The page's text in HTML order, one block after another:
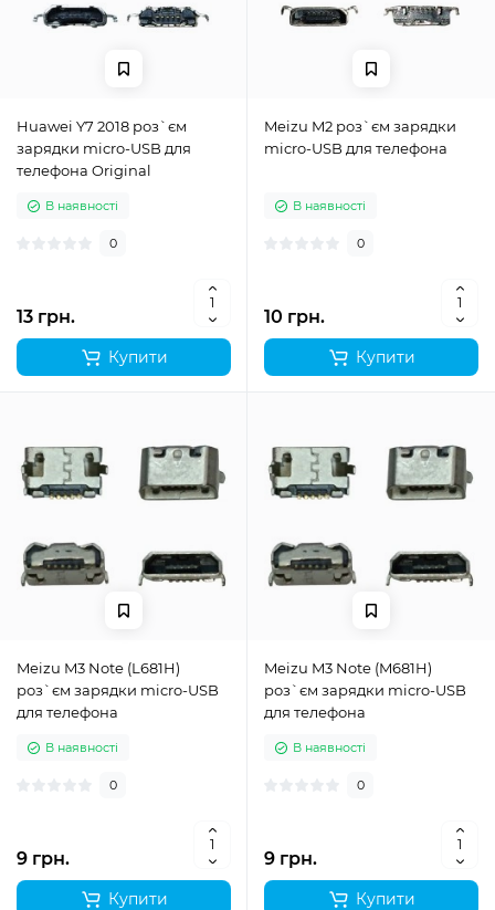
Huawei Y7 2018 роз`єм
зарядки micro-USB для
телефона Original
В наявності
0
13 грн.
Купити
Meizu M2 роз`єм зарядки
micro-USB для телефона
В наявності
0
10 грн.
Купити
Meizu M3 Note (L681H)
роз`єм зарядки micro-USB
для телефона
В наявності
0
9 грн.
Купити
Meizu M3 Note (M681H)
роз`єм зарядки micro-USB
для телефона
В наявності
0
9 грн.
Купити